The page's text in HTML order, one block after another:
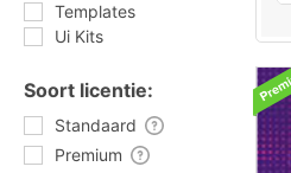
Templates
Ui Kits
Soort licentie:
Standaard
Premium